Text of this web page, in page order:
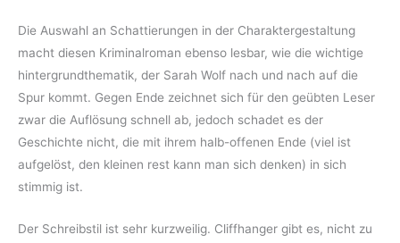
Die Auswahl an Schattierungen in der Charaktergestaltung
macht diesen Kriminalroman ebenso lesbar, wie die wichtige
hintergrundthematik, der Sarah Wolf nach und nach auf die
Spur kommt. Gegen Ende zeichnet sich für den geübten Leser
zwar die Auflösung schnell ab, jedoch schadet es der
Geschichte nicht, die mit ihrem halb-offenen Ende (viel ist
aufgelöst, den kleinen rest kann man sich denken) in sich
stimmig ist.
Der Schreibstil ist sehr kurzweilig. Cliffhanger gibt es, nicht zu